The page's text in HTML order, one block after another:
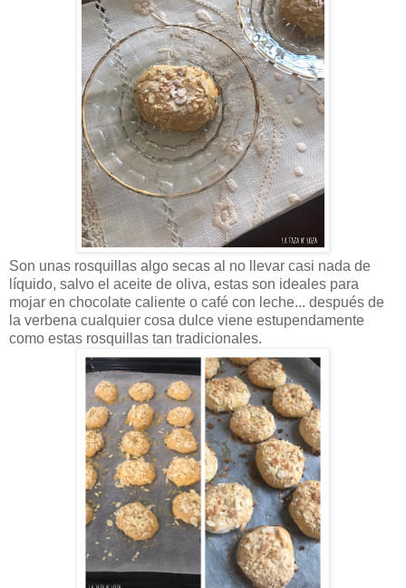
Son unas rosquillas algo secas al no llevar casi nada de
líquido, salvo el aceite de oliva, estas son ideales para
mojar en chocolate caliente o café con leche... después de
la verbena cualquier cosa dulce viene estupendamente
como estas rosquillas tan tradicionales.